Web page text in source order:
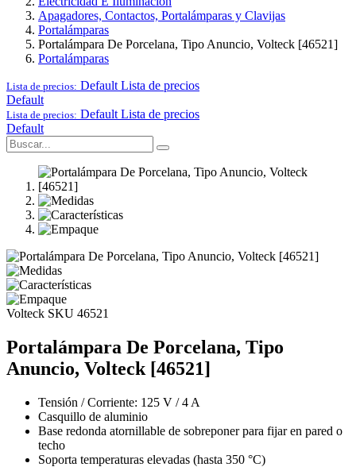
Apagadores, Contactos, Portalámparas y Clavijas
Portalámparas
Portalámpara De Porcelana, Tipo Anuncio, Volteck [46521]
Portalámparas
Lista de precios: Default Lista de precios
Default
Lista de precios: Default Lista de precios
Default
Volteck SKU 46521
Portalámpara De Porcelana, Tipo
Anuncio, Volteck [46521]
Tensión / Corriente: 125 V / 4 A
Casquillo de aluminio
Base redonda atornillable de sobreponer para fijar en pared o
techo
Soporta temperaturas elevadas (hasta 350 °C)